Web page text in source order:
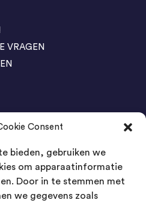
Consent
bieden, gebruiken we
om apparaatinformatie
Door in te stemmen met
we gegevens zoals
VRAGEN
Winterswijk